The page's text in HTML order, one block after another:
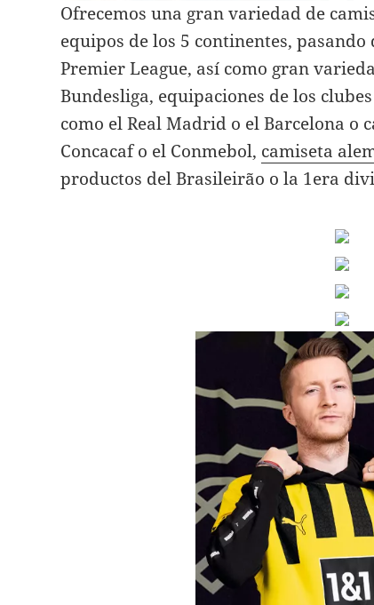
Ofrecemos una gran variedad de
equipos de los 5 continentes,
Premier League, así como gran
Bundesliga, equipaciones de los
como el Real Madrid o el Barcelona o
Concacaf o el Conmebol, camiseta
productos del Brasileirão o la 1era